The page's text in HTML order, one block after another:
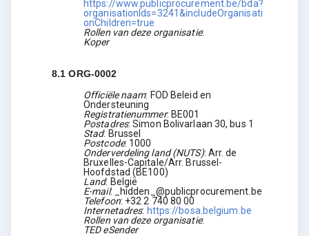
https://www.publicprocurement.be/bda?
organisationIds=3241&includeOrganisati
onChildren=true
Rollen van deze organisatie:
Koper
8.1ORG-0002
Officiële naam: FOD Beleid en
Ondersteuning
Registratienummer: BE001
Postadres:Simon Bolivarlaan 30, bus 1
Stad: Brussel
Postcode: 1000
Onderverdeling land (NUTS): Arr. de
Bruxelles-Capitale/Arr. Brussel-
Hoofdstad (BE100)
Land: België
E-mail:
_hidden_@publicprocurement.be
Telefoon: +32 2 740 80 00
Internetadres: https://bosa.belgium.be
Rollen van deze organisatie:
TED eSender